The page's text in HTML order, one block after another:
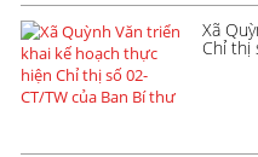
Xã
Chỉ thị